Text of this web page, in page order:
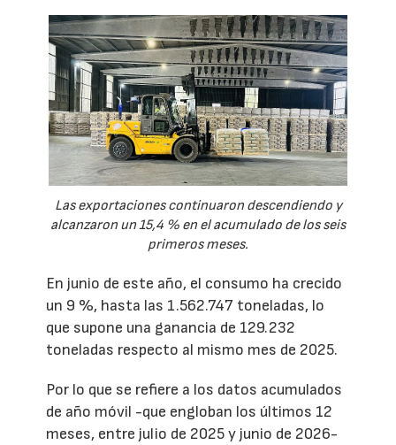
Las exportaciones continuaron descendiendo y
alcanzaron un 15,4 % en el acumulado de los seis
primeros meses.
En junio de este año, el consumo ha crecido
un 9 %, hasta las 1.562.747 toneladas, lo
que supone una ganancia de 129.232
toneladas respecto al mismo mes de 2025.
Por lo que se refiere a los datos acumulados
de año móvil -que engloban los últimos 12
meses, entre julio de 2025 y junio de 2026-